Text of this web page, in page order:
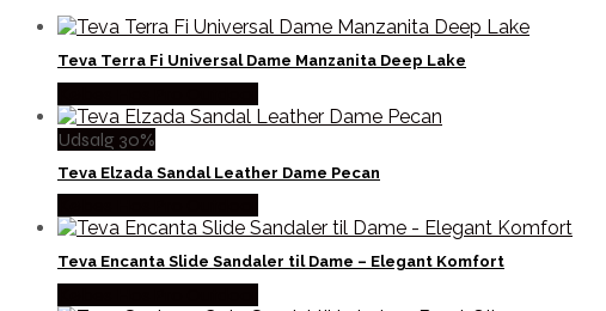
Teva Terra Fi Universal Dame Manzanita Deep Lake
Udsalg 30%
Teva Elzada Sandal Leather Dame Pecan
Teva Encanta Slide Sandaler til Dame – Elegant Komfort